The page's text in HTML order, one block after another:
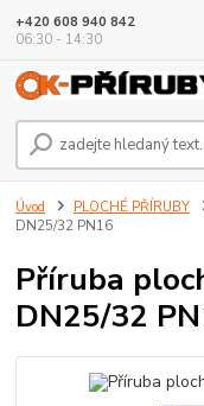
+420 608 940 842
06:30 - 14:30
Úvod PLOCHÉ PŘÍRUBY
DN25/32 PN16
Příruba
DN25/32